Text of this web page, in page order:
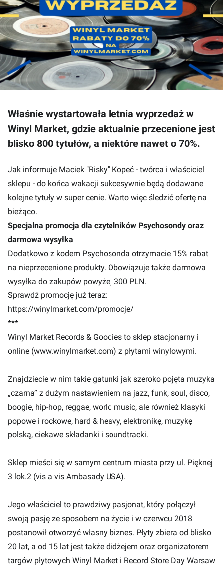
Właśnie wystartowała letnia wyprzedaż w
Winyl Market, gdzie aktualnie przecenione jest
blisko 800 tytułów, a niektóre nawet o 70%.
Jak informuje Maciek "Risky" Kopeć - twórca i właściciel
sklepu - do końca wakacji sukcesywnie będą dodawane
kolejne tytuły w super cenie. Warto więc śledzić ofertę na
bieżąco.
Specjalna promocja dla czytelników Psychosondy oraz
darmowa wysyłka
Dodatkowo z kodem Psychosonda otrzymacie 15% rabat
na nieprzecenione produkty. Obowiązuje także darmowa
wysyłka do zakupów powyżej 300 PLN.
Sprawdź promocję już teraz:
https://winylmarket.com/promocje/
***
Winyl Market Records & Goodies to sklep stacjonarny i
online (www.winylmarket.com) z płytami winylowymi.
Znajdziecie w nim takie gatunki jak szeroko pojęta muzyka
„czarna” z dużym nastawieniem na jazz, funk, soul, disco,
boogie, hip-hop, reggae, world music, ale również klasyki
popowe i rockowe, hard & heavy, elektronikę, muzykę
polską, ciekawe składanki i soundtracki.
Sklep mieści się w samym centrum miasta przy ul. Pięknej
3 lok.2 (vis a vis Ambasady USA).
Jego właściciel to prawdziwy pasjonat, który połączył
swoją pasję ze sposobem na życie i w czerwcu 2018
postanowił otworzyć własny biznes. Płyty zbiera od blisko
20 lat, a od 15 lat jest także didżejem oraz organizatorem
targów płytowych Winyl Market i Record Store Day Warsaw